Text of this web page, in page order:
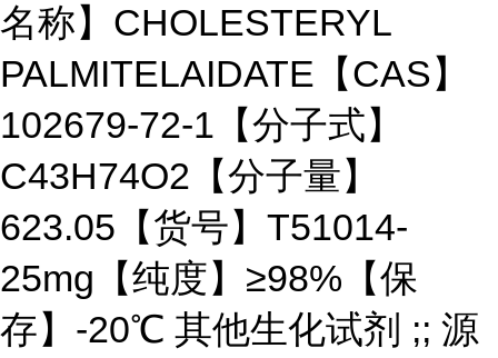
名称】CHOLESTERYL
PALMITELAIDATE【CAS】
102679-72-1【分子式】
C43H74O2【分子量】
623.05【货号】T51014-
25mg【纯度】≥98%【保
存】-20℃ 其他生化试剂 ;; 源